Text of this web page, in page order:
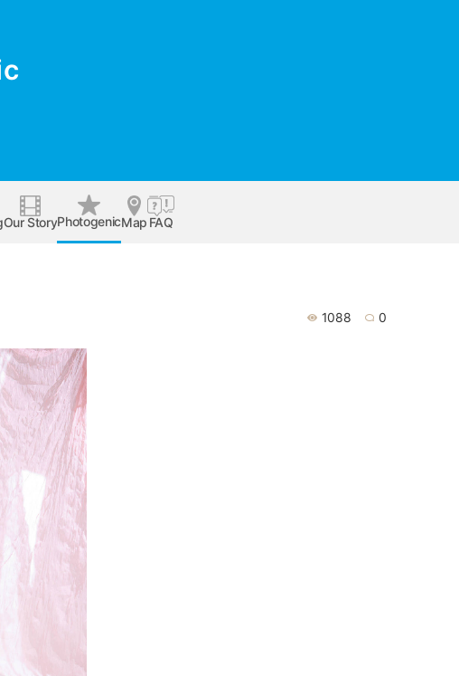
Our StoryPhotogenicMap FAQ
1088 0